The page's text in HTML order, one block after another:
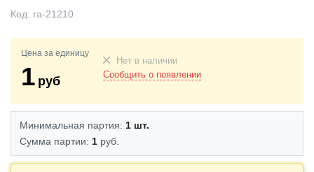
Код: ra-21210
Цена за единицу
1 руб
Нет в наличии
Сообщить о появлении
Минимальная партия: 1 шт.
Сумма партии: 1 руб.